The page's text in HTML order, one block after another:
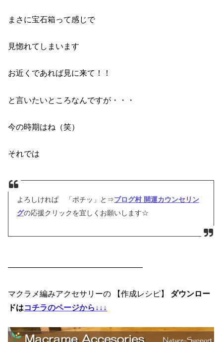
まさに宝石箱って感じで
見惚れてしまいます
お近くであれば見に来て！！
と言いたいところなんですが・・・
今の時期はね（笑）
それでは
よろしければ 「ポチッ」と⇒ブログ村 開運カウンセリン
グの応援クリックを宜しくお願いします☆
—————————————————
マクラメ編みアクセサリーの 【作成レシピ】 ダウンロー
ドはコチラのページから↓↓↓